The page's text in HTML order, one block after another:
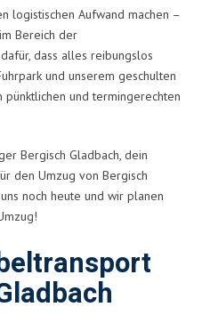
logistischen Aufwand machen –
Bereich der
dass alles reibungslos
und unserem geschulten
und termingerechten
Bergisch Gladbach, dein
den Umzug von Bergisch
noch heute und wir planen